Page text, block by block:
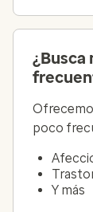
¿Busca
poco
Y más